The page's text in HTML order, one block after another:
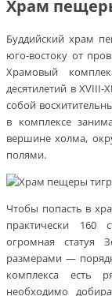
Храм
Буддийский храм
юго-востоку от
Храмовый
десятилетий в
собой
в комплексе
вершине холма,
полями.
Чтобы попасть в
практически 160
огромная статуя
размерами —
комплекса есть
необходимо